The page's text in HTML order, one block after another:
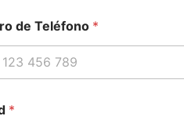
de Teléfono *
*